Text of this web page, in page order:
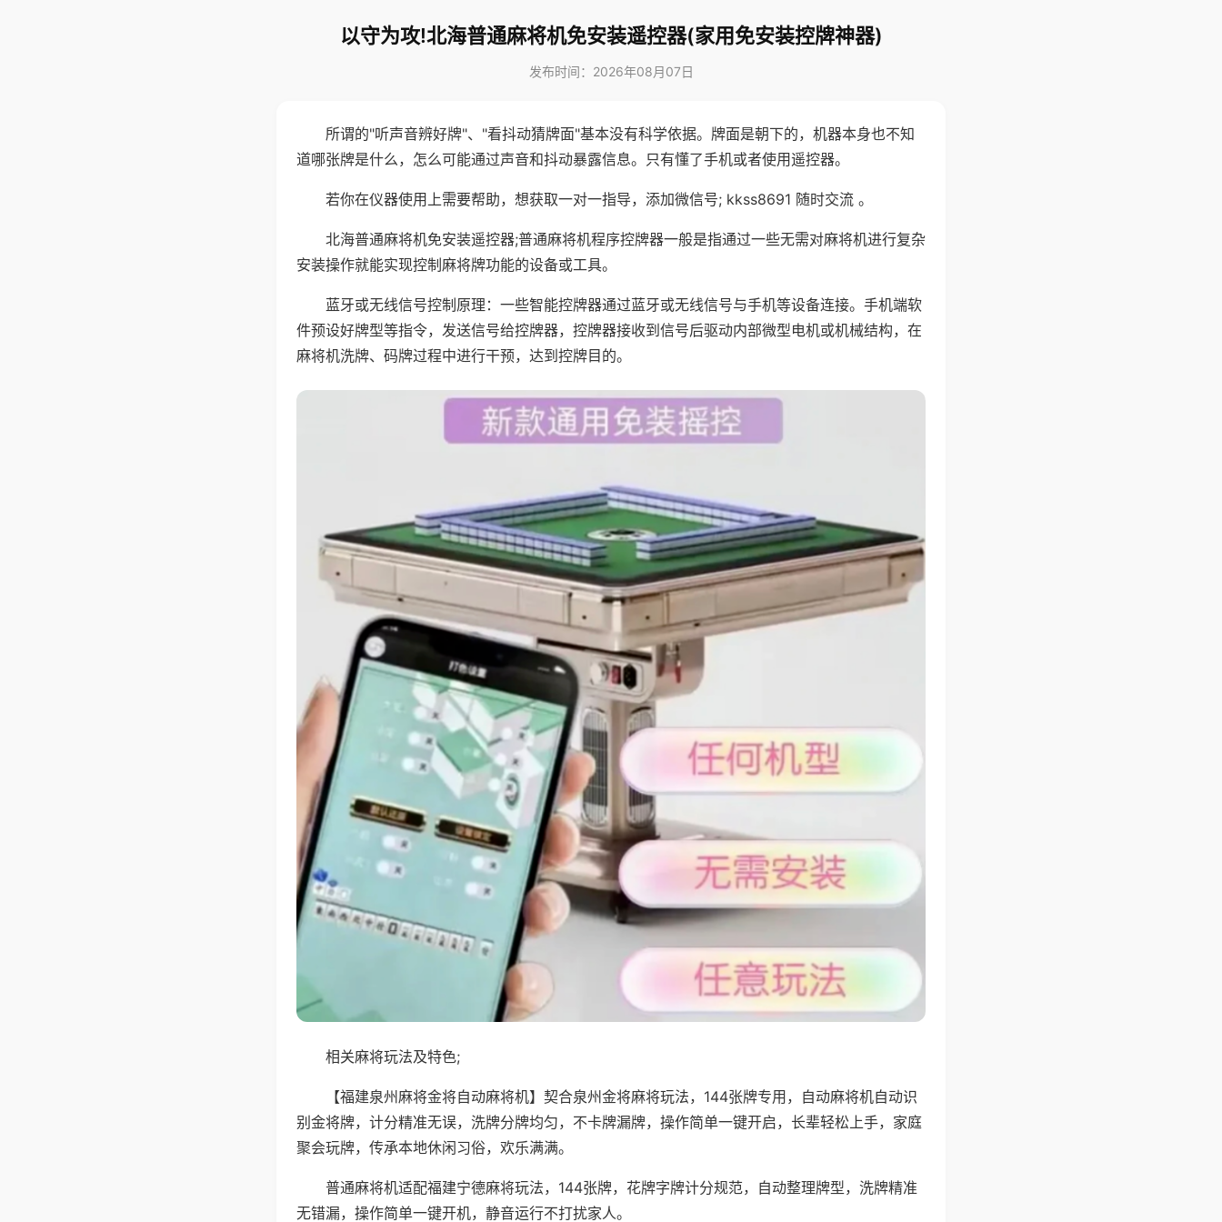
以守为攻!北海普通麻将机免安装遥控器(家用免安装控牌神器)
发布时间：2026年08月07日
所谓的"听声音辨好牌"、"看抖动猜牌面"基本没有科学依据。牌面是朝下的，机器本身也不知
道哪张牌是什么，怎么可能通过声音和抖动暴露信息。只有懂了手机或者使用遥控器。
若你在仪器使用上需要帮助，想获取一对一指导，添加微信号; kkss8691 随时交流 。
北海普通麻将机免安装遥控器;普通麻将机程序控牌器一般是指通过一些无需对麻将机进行复杂
安装操作就能实现控制麻将牌功能的设备或工具。
蓝牙或无线信号控制原理：一些智能控牌器通过蓝牙或无线信号与手机等设备连接。手机端软
件预设好牌型等指令，发送信号给控牌器，控牌器接收到信号后驱动内部微型电机或机械结构，在
麻将机洗牌、码牌过程中进行干预，达到控牌目的。
相关麻将玩法及特色;
【福建泉州麻将金将自动麻将机】契合泉州金将麻将玩法，144张牌专用，自动麻将机自动识
别金将牌，计分精准无误，洗牌分牌均匀，不卡牌漏牌，操作简单一键开启，长辈轻松上手，家庭
聚会玩牌，传承本地休闲习俗，欢乐满满。
普通麻将机适配福建宁德麻将玩法，144张牌，花牌字牌计分规范，自动整理牌型，洗牌精准
无错漏，操作简单一键开机，静音运行不打扰家人。